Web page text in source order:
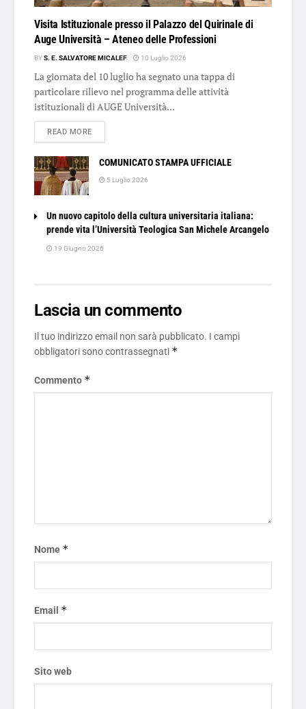
Visita Istituzionale presso il Palazzo del Quirinale di
Auge Università – Ateneo delle Professioni
BYS. E. SALVATORE MICALEF 10 Luglio 2026
La giornata del 10 luglio ha segnato una tappa di
particolare rilievo nel programma delle attività
istituzionali di AUGE Università...
READ MOREDETAILS
COMUNICATO STAMPA UFFICIALE
5 Luglio 2026
Un nuovo capitolo della cultura universitaria italiana:
prende vita l’Università Teologica San Michele Arcangelo
19 Giugno 2026
Lascia un commento
Il tuo indirizzo email non sarà pubblicato. I campi
obbligatori sono contrassegnati *
Commento *
Nome *
Email *
Sito web